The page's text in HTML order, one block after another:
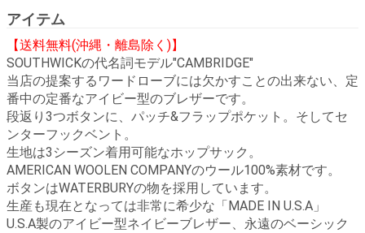
アイテム
【送料無料(沖縄・離島除く)】
SOUTHWICKの代名詞モデル"CAMBRIDGE"
当店の提案するワードローブには欠かすことの出来ない、定
番中の定番なアイビー型のブレザーです。
段返り3つボタンに、パッチ&フラップポケット。そしてセ
ンターフックベント。
生地は3シーズン着用可能なホップサック。
AMERICAN WOOLEN COMPANYのウール100%素材です。
ボタンはWATERBURYの物を採用しています。
生産も現在となっては非常に希少な「MADE IN U.S.A」
U.S.A製のアイビー型ネイビーブレザー、永遠のベーシック